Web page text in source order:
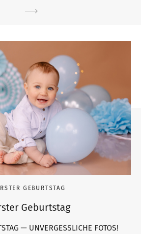
GEBURTSTAG
Geburtstag
— UNVERGESSLICHE FOTOS!